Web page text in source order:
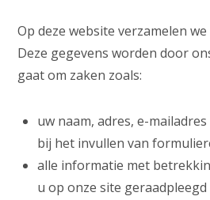
Op deze website verzamelen
Deze gegevens worden door
gaat om zaken zoals:
uw naam, adres, e-
bij het invullen van
alle informatie met
u op onze site